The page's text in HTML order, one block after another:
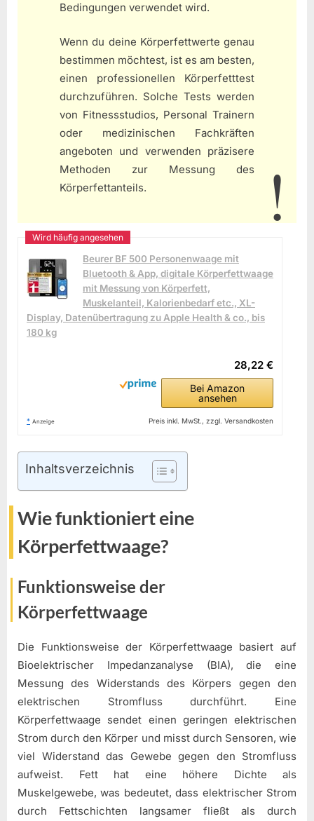
Bedingungen verwendet wird.
Wenn du deine Körperfettwerte genau
bestimmen möchtest, ist es am besten,
einen professionellen Körperfetttest
durchzuführen. Solche Tests werden
von Fitnessstudios, Personal Trainern
oder medizinischen Fachkräften
angeboten und verwenden präzisere
Methoden zur Messung des
Körperfettanteils.
Beurer BF 500 Personenwaage mit
Bluetooth & App, digitale Körperfettwaage
mit Messung von Körperfett,
Muskelanteil, Kalorienbedarf etc., XL-
Display, Datenübertragung zu Apple Health & co., bis
180 kg
28,22 €
Bei Amazon
ansehen
* Anzeige Preis inkl. MwSt., zzgl. Versandkosten
Inhaltsverzeichnis
Wie funktioniert eine
Körperfettwaage?
Funktionsweise der
Körperfettwaage
Die Funktionsweise der Körperfettwaage basiert auf
Bioelektrischer Impedanzanalyse (BIA), die eine
Messung des Widerstands des Körpers gegen den
elektrischen Stromfluss durchführt. Eine
Körperfettwaage sendet einen geringen elektrischen
Strom durch den Körper und misst durch Sensoren, wie
viel Widerstand das Gewebe gegen den Stromfluss
aufweist. Fett hat eine höhere Dichte als
Muskelgewebe, was bedeutet, dass elektrischer Strom
durch Fettschichten langsamer fließt als durch